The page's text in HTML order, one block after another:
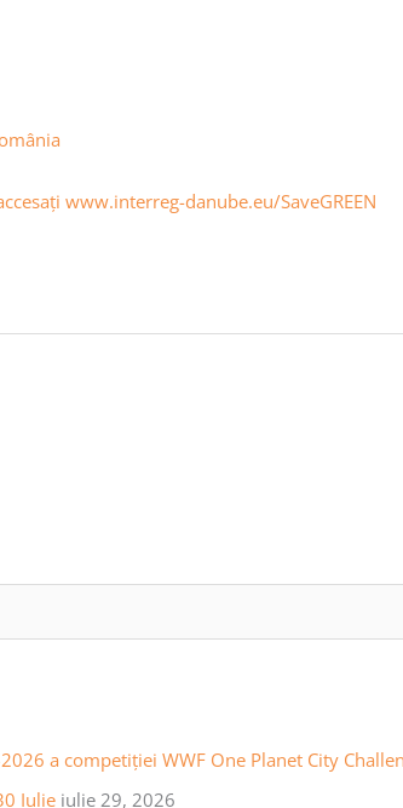
www.interreg-danube.eu/SaveGREEN
a competiției WWF One Planet City
Iulie iulie 29, 2026